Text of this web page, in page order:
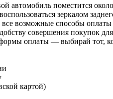
поместится около
зеркалом
возможные способы оплаты
совершения покупок
оплаты — выбирай тот,
картой)